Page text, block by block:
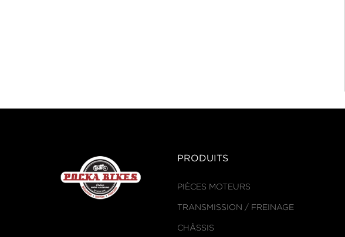
PRODUITS
PIÈCES MOTEURS
TRANSMISSION / FREINAGE
CHÂSSIS